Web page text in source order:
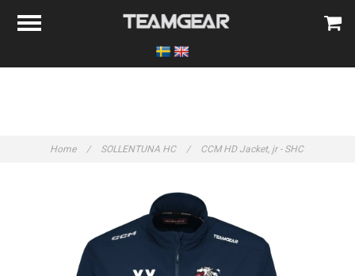
Home / SOLLENTUNA HC / CCM HD Jacket, jr - SHC